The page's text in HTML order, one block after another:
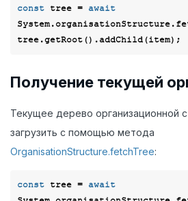
const tree = await
Получение текущей
Текущее дерево организационной
загрузить с помощью метода
OrganisationStructure.fetchTree:
const tree = await